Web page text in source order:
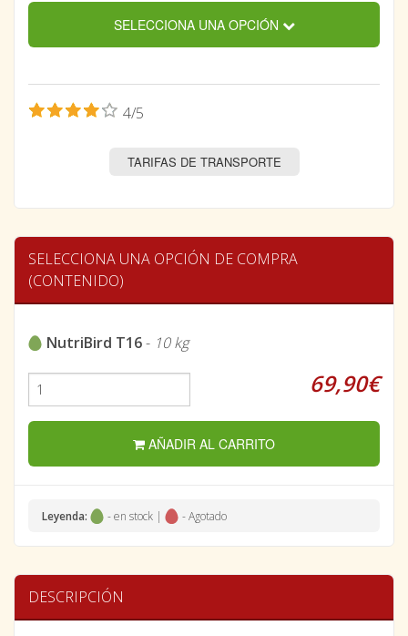
SELECCIONA UNA OPCIÓN
4/5
TARIFAS DE TRANSPORTE
SELECCIONA UNA OPCIÓN DE COMPRA
(CONTENIDO)
NutriBird T16- 10 kg
69,90€
AÑADIR AL CARRITO
Leyenda: - en stock | - Agotado
DESCRIPCIÓN